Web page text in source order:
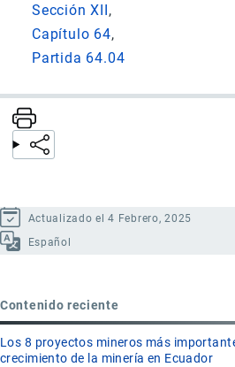
Sección XII
Capítulo 64
Partida 64.04
Actualizado el 4 Febrero, 2025
Español
Contenido reciente
Los 8 proyectos mineros más
crecimiento de la minería en Ecuador